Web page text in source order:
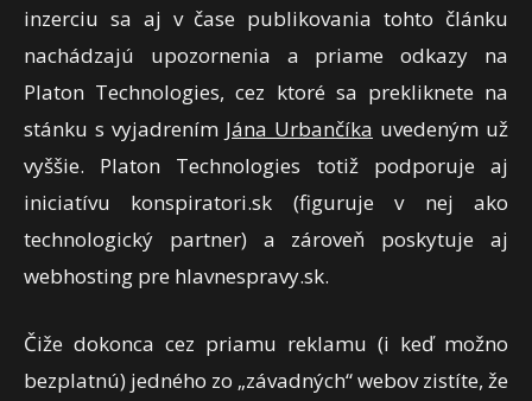
inzerciu sa aj v čase publikovania tohto článku
nachádzajú upozornenia a priame odkazy na
Platon Technologies, cez ktoré sa prekliknete na
stánku s vyjadrením Jána Urbančíka uvedeným už
vyššie. Platon Technologies totiž podporuje aj
iniciatívu konspiratori.sk (figuruje v nej ako
technologický partner) a zároveň poskytuje aj
webhosting pre hlavnespravy.sk.
Čiže dokonca cez priamu reklamu (i keď možno
bezplatnú) jedného zo „závadných“ webov zistíte, že